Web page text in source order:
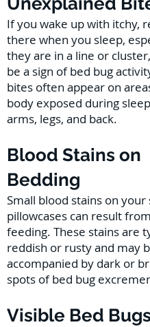
If you wake up with itchy,
there when you sleep,
they are in a line or
be a sign of bed bug
bites often appear on
body exposed during
arms, legs, and back.
Blood Stains on
Bedding
Small blood stains on
pillowcases can result
feeding. These stains are
reddish or rusty and may
accompanied by dark or
spots of bed bug
Visible Bed Bugs